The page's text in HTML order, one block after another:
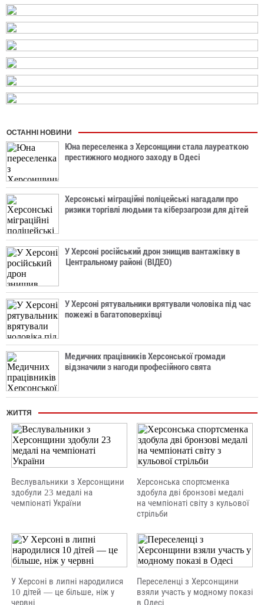
ОСТАННІ НОВИНИ
Юна переселенка з Херсонщини стала лауреаткою
престижного модного заходу в Одесі
Херсонські міграційні поліцейські нагадали про
ризики торгівлі людьми та кіберзагрози для дітей
У Херсоні російський дрон знищив вантажівку в
Центральному районі (ВІДЕО)
У Херсоні рятувальники врятували чоловіка під час
пожежі в багатоповерхівці
Медичних працівників Херсонської громади
відзначили з нагоди професійного свята
ЖИТТЯ
Веслувальники з Херсонщини
здобули 23 медалі на
чемпіонаті України
Херсонська спортсменка
здобула дві бронзові медалі
на чемпіонаті світу з кульової
стрільби
У Херсоні в липні народилися
10 дітей — це більше, ніж у
червні
Переселенці з Херсонщини
взяли участь у модному показі
в Одесі